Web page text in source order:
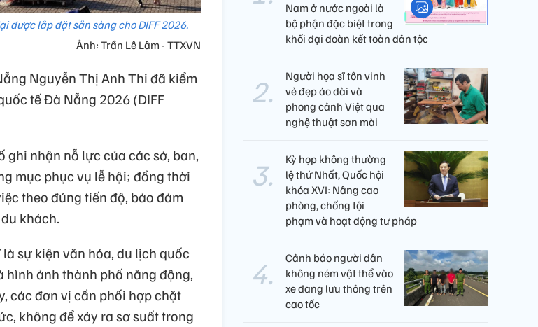
được lắp đặt sẵn sàng cho DIFF 2026.
Ảnh: Trần Lê Lâm - TTXVN
Nguyễn Thị Anh Thi đã kiểm
tế Đà Nẵng 2026 (DIFF
ghi nhận nỗ lực của các sở, ban,
mục phục vụ lễ hội; đồng thời
theo đúng tiến độ, bảo đảm
khách.
sự kiện văn hóa, du lịch quốc
hình ảnh thành phố năng động,
các đơn vị cần phối hợp chặt
không để xảy ra sơ suất trong
Nam ở nước ngoài là
bộ phận đặc biệt trong
khối đại đoàn kết toàn dân tộc
Người họa sĩ tôn vinh
vẻ đẹp áo dài và
phong cảnh Việt qua
nghệ thuật sơn mài
Kỳ họp không thường
lệ thứ Nhất, Quốc hội
khóa XVI: Nâng cao
phòng, chống tội
phạm và hoạt động tư pháp
Cảnh báo người dân
không ném vật thể vào
xe đang lưu thông trên
cao tốc